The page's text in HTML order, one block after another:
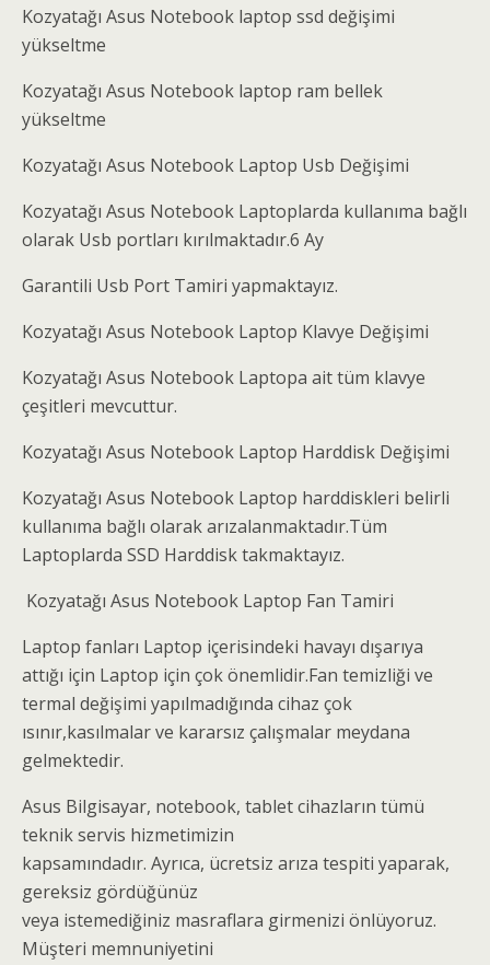
Kozyatağı Asus Notebook laptop ssd değişimi
yükseltme
Kozyatağı Asus Notebook laptop ram bellek
yükseltme
Kozyatağı Asus Notebook Laptop Usb Değişimi
Kozyatağı Asus Notebook Laptoplarda kullanıma bağlı
olarak Usb portları kırılmaktadır.6 Ay
Garantili Usb Port Tamiri yapmaktayız.
Kozyatağı Asus Notebook Laptop Klavye Değişimi
Kozyatağı Asus Notebook Laptopa ait tüm klavye
çeşitleri mevcuttur.
Kozyatağı Asus Notebook Laptop Harddisk Değişimi
Kozyatağı Asus Notebook Laptop harddiskleri belirli
kullanıma bağlı olarak arızalanmaktadır.Tüm
Laptoplarda SSD Harddisk takmaktayız.
Kozyatağı Asus Notebook Laptop Fan Tamiri
Laptop fanları Laptop içerisindeki havayı dışarıya
attığı için Laptop için çok önemlidir.Fan temizliği ve
termal değişimi yapılmadığında cihaz çok
ısınır,kasılmalar ve kararsız çalışmalar meydana
gelmektedir.
Asus Bilgisayar, notebook, tablet cihazların tümü
teknik servis hizmetimizin
kapsamındadır. Ayrıca, ücretsiz arıza tespiti yaparak,
gereksiz gördüğünüz
veya istemediğiniz masraflara girmenizi önlüyoruz.
Müşteri memnuniyetini